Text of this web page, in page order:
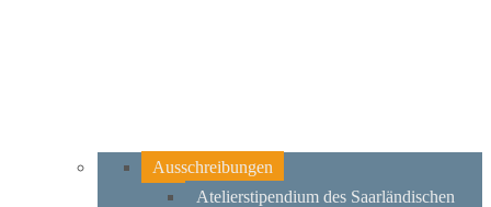
Ausschreibungen
Atelierstipendium des Saarländischen